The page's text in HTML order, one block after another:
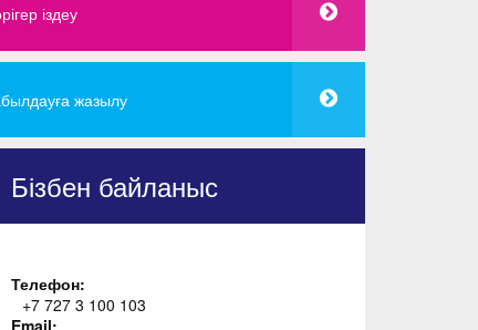
іздеу
жазылу
Бізбен байланыс
Телефон:
+7 727 3 100 103